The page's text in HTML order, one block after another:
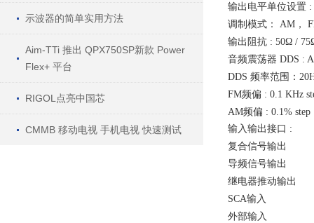
示波器的简单实用方法
Aim-TTi 推出 QPX750SP新款 Power
Flex+ 平台
RIGOL点亮中国芯
CMMB 移动电视 手机电视 快速测试
输出电平单位设置
调制模式： AM，
输出阻抗 : 50Ω /
音频震荡器 DDS :
DDS 频率范围：
FM频偏 : 0.1 KHz
AM频偏 : 0.1% step
输入输出接口 :
复合信号输出
导频信号输出
继电器推动输出
SCA输入
外部输入